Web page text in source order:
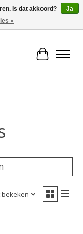
Is dat akkoord?
Ja
»